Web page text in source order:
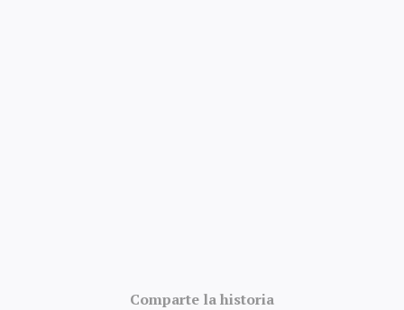
Comparte la historia